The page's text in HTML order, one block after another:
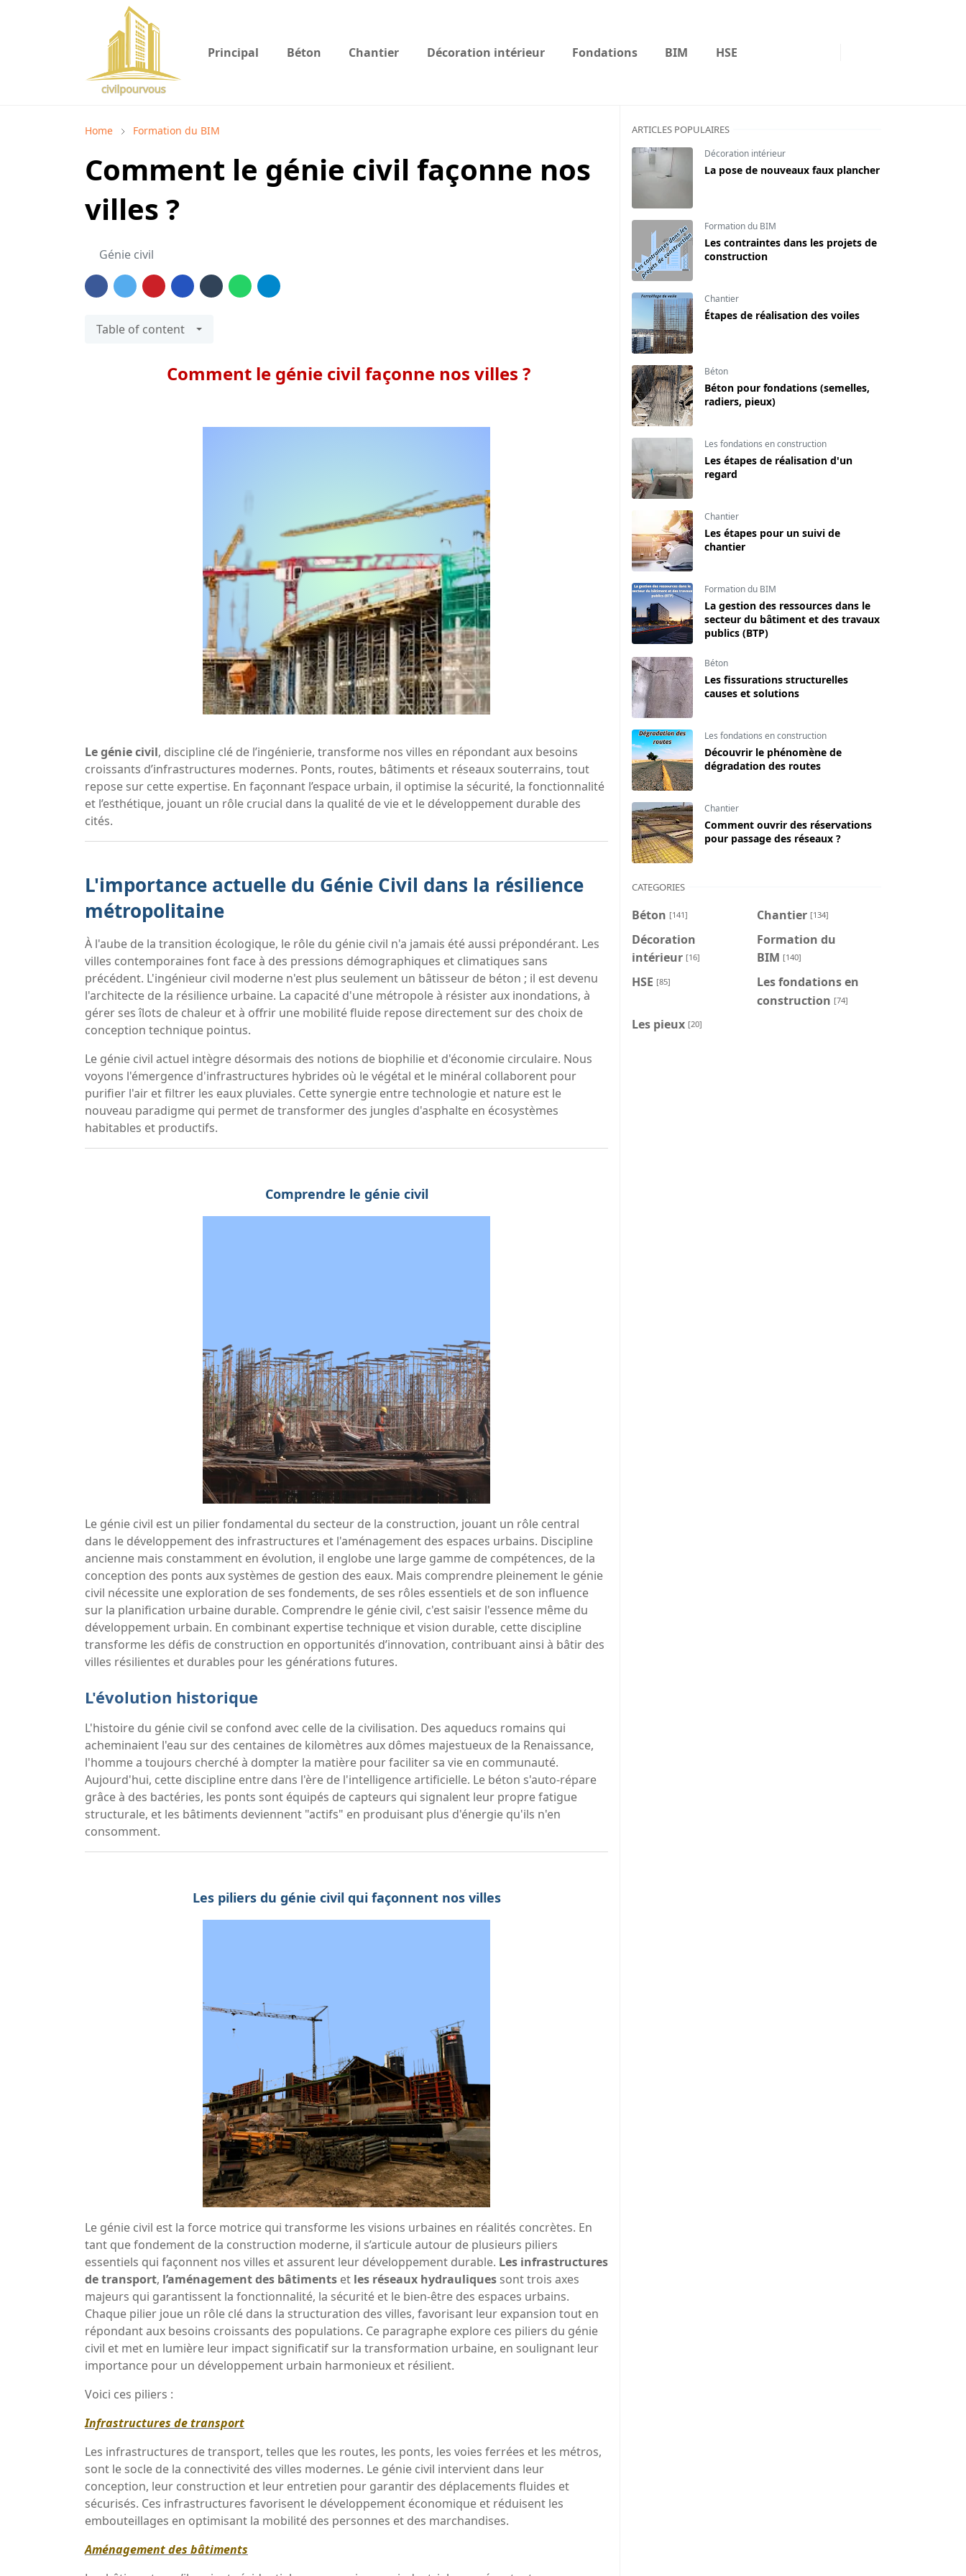
Principal Béton Chantier Décoration intérieur Fondations BIM HSE
Home Formation du BIM
Comment le génie civil façonne nos
villes ?
Génie civil
Table of content
Comment le génie civil façonne nos villes ?
Le génie civil, discipline clé de l’ingénierie, transforme nos villes en répondant aux besoins
croissants d’infrastructures modernes. Ponts, routes, bâtiments et réseaux souterrains, tout
repose sur cette expertise. En façonnant l’espace urbain, il optimise la sécurité, la fonctionnalité
et l’esthétique, jouant un rôle crucial dans la qualité de vie et le développement durable des
cités.
L'importance actuelle du Génie Civil dans la résilience
métropolitaine
À l'aube de la transition écologique, le rôle du génie civil n'a jamais été aussi prépondérant. Les
villes contemporaines font face à des pressions démographiques et climatiques sans
précédent. L'ingénieur civil moderne n'est plus seulement un bâtisseur de béton ; il est devenu
l'architecte de la résilience urbaine. La capacité d'une métropole à résister aux inondations, à
gérer ses îlots de chaleur et à offrir une mobilité fluide repose directement sur des choix de
conception technique pointus.
Le génie civil actuel intègre désormais des notions de biophilie et d'économie circulaire. Nous
voyons l'émergence d'infrastructures hybrides où le végétal et le minéral collaborent pour
purifier l'air et filtrer les eaux pluviales. Cette synergie entre technologie et nature est le
nouveau paradigme qui permet de transformer des jungles d'asphalte en écosystèmes
habitables et productifs.
Comprendre le génie civil
Le génie civil est un pilier fondamental du secteur de la construction, jouant un rôle central
dans le développement des infrastructures et l'aménagement des espaces urbains. Discipline
ancienne mais constamment en évolution, il englobe une large gamme de compétences, de la
conception des ponts aux systèmes de gestion des eaux. Mais comprendre pleinement le génie
civil nécessite une exploration de ses fondements, de ses rôles essentiels et de son influence
sur la planification urbaine durable. Comprendre le génie civil, c'est saisir l'essence même du
développement urbain. En combinant expertise technique et vision durable, cette discipline
transforme les défis de construction en opportunités d’innovation, contribuant ainsi à bâtir des
villes résilientes et durables pour les générations futures.
L'évolution historique
L'histoire du génie civil se confond avec celle de la civilisation. Des aqueducs romains qui
acheminaient l'eau sur des centaines de kilomètres aux dômes majestueux de la Renaissance,
l'homme a toujours cherché à dompter la matière pour faciliter sa vie en communauté.
Aujourd'hui, cette discipline entre dans l'ère de l'intelligence artificielle. Le béton s'auto-répare
grâce à des bactéries, les ponts sont équipés de capteurs qui signalent leur propre fatigue
structurale, et les bâtiments deviennent "actifs" en produisant plus d'énergie qu'ils n'en
consomment.
Les piliers du génie civil qui façonnent nos villes
Le génie civil est la force motrice qui transforme les visions urbaines en réalités concrètes. En
tant que fondement de la construction moderne, il s’articule autour de plusieurs piliers
essentiels qui façonnent nos villes et assurent leur développement durable. Les infrastructures
de transport, l’aménagement des bâtiments et les réseaux hydrauliques sont trois axes
majeurs qui garantissent la fonctionnalité, la sécurité et le bien-être des espaces urbains.
Chaque pilier joue un rôle clé dans la structuration des villes, favorisant leur expansion tout en
répondant aux besoins croissants des populations. Ce paragraphe explore ces piliers du génie
civil et met en lumière leur impact significatif sur la transformation urbaine, en soulignant leur
importance pour un développement urbain harmonieux et résilient.
Voici ces piliers :
Infrastructures de transport
Les infrastructures de transport, telles que les routes, les ponts, les voies ferrées et les métros,
sont le socle de la connectivité des villes modernes. Le génie civil intervient dans leur
conception, leur construction et leur entretien pour garantir des déplacements fluides et
sécurisés. Ces infrastructures favorisent le développement économique et réduisent les
embouteillages en optimisant la mobilité des personnes et des marchandises.
Aménagement des bâtiments
ARTICLES POPULAIRES
Décoration intérieur
La pose de nouveaux faux plancher
Formation du BIM
Les contraintes dans les projets de
construction
Chantier
Étapes de réalisation des voiles
Béton
Béton pour fondations (semelles,
radiers, pieux)
Les fondations en construction
Les étapes de réalisation d'un
regard
Chantier
Les étapes pour un suivi de
chantier
Formation du BIM
La gestion des ressources dans le
secteur du bâtiment et des travaux
publics (BTP)
Béton
Les fissurations structurelles
causes et solutions
Les fondations en construction
Découvrir le phénomène de
dégradation des routes
Chantier
Comment ouvrir des réservations
pour passage des réseaux ?
CATEGORIES
Béton [141] Chantier [134]
Décoration
intérieur [16]
Formation du
BIM [140]
HSE [85]
Les fondations en
construction [74]
Les pieux [20]